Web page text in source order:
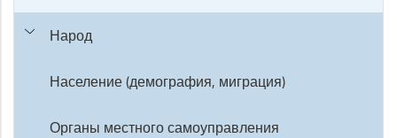
Народ
Население (демография, миграция)
Органы местного самоуправления